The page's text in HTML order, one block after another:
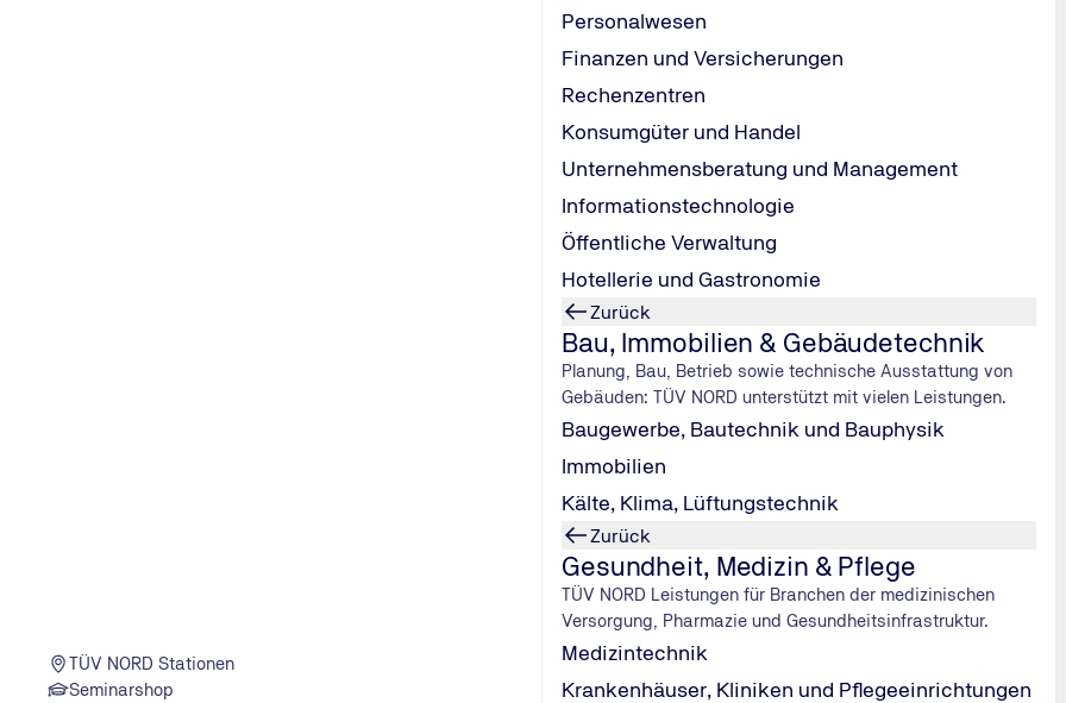
TÜV NORD Stationen
Seminarshop
Personalwesen
Finanzen und Versicherungen
Rechenzentren
Konsumgüter und Handel
Unternehmensberatung und Management
Informationstechnologie
Öffentliche Verwaltung
Hotellerie und Gastronomie
Zurück
Bau, Immobilien & Gebäudetechnik
Planung, Bau, Betrieb sowie technische Ausstattung von
Gebäuden: TÜV NORD unterstützt mit vielen Leistungen.
Baugewerbe, Bautechnik und Bauphysik
Immobilien
Kälte, Klima, Lüftungstechnik
Zurück
Gesundheit, Medizin & Pflege
TÜV NORD Leistungen für Branchen der medizinischen
Versorgung, Pharmazie und Gesundheitsinfrastruktur.
Medizintechnik
Krankenhäuser, Kliniken und Pflegeeinrichtungen
TÜV NORD-Partner
Die TÜV NORD Station Simmern-Hunsrück gehört als
Mehr zum Ingenieurbüro Klein